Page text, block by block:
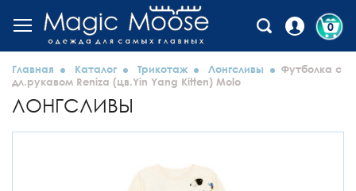
0
Главная Каталог Трикотаж Лонгсливы
Футболка с
дл.рукавом Reniza (цв.Yin Yang Kitten) Molo
ЛОНГСЛИВЫ